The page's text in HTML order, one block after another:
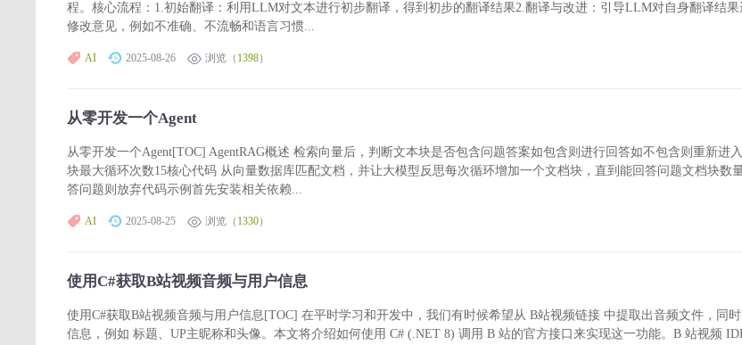
程。核心流程：1.初始翻译：利用LLM对文本进行初步翻译，得到初步的翻译结果2.翻译与改进：引导LLM对自身翻译结果
修改意见，例如不准确、不流畅和语言习惯...
AI 2025-08-26 浏览（ 1398）
从零开发一个Agent
从零开发一个Agent[TOC] AgentRAG概述 检索向量后，判断文本块是否包含问题答案如包含则进行回答如不包含则重新进
块最大循环次数15核心代码 从向量数据库匹配文档，并让大模型反思每次循环增加一个文档块，直到能回答问题文档块数
答问题则放弃代码示例首先安装相关依赖...
AI 2025-08-25 浏览（ 1330）
使用C#获取B站视频音频与用户信息
使用C#获取B站视频音频与用户信息[TOC] 在平时学习和开发中，我们有时候希望从 B站视频链接 中提取出音频文件，同
信息，例如 标题、UP主昵称和头像。本文将介绍如何使用 C# (.NET 8) 调用 B 站的官方接口来实现这一功能。B 站视频